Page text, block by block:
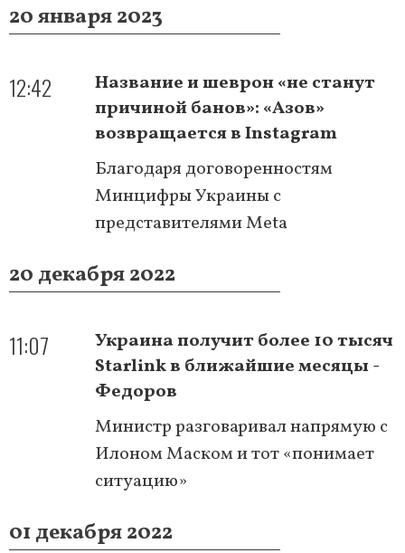
20 января 2023
12:42
Название и шеврон «не станут
причиной банов»: «Азов»
возвращается в Instagram
Благодаря договоренностям
Минцифры Украины с
представителями Meta
20 декабря 2022
11:07
Украина получит более 10 тысяч
Starlink в ближайшие месяцы -
Федоров
Министр разговаривал напрямую с
Илоном Маском и тот «понимает
ситуацию»
01 декабря 2022